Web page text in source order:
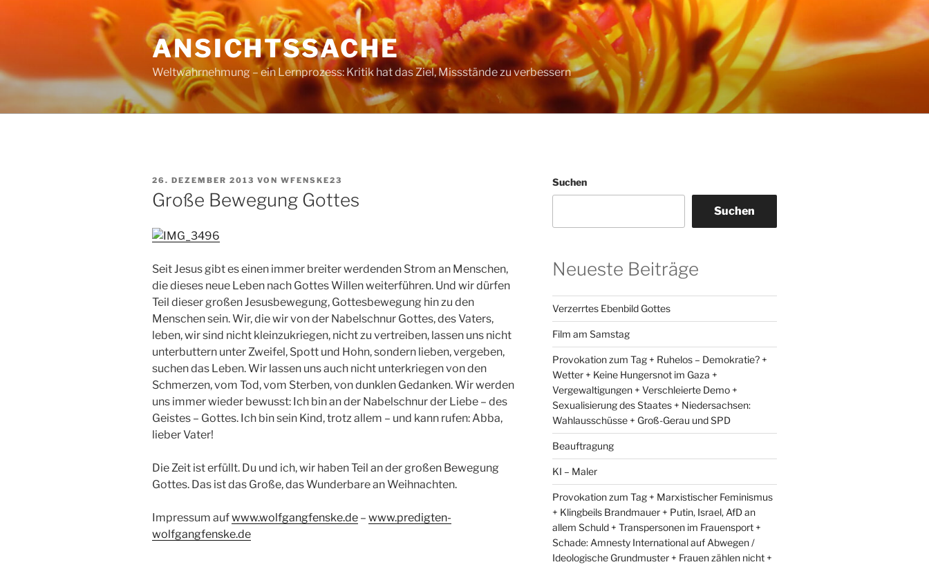
ANSICHTSSACHE
Weltwahrnehmung – ein Lernprozess: Kritik hat das Ziel, Missstände zu verbessern
VERÖFFENTLICHT
AM
26. DEZEMBER 2013 VON WFENSKE23
Große Bewegung Gottes
Seit Jesus gibt es einen immer breiter werdenden Strom an Menschen,
die dieses neue Leben nach Gottes Willen weiterführen. Und wir dürfen
Teil dieser großen Jesusbewegung, Gottesbewegung hin zu den
Menschen sein. Wir, die wir von der Nabelschnur Gottes, des Vaters,
leben, wir sind nicht kleinzukriegen, nicht zu vertreiben, lassen uns nicht
unterbuttern unter Zweifel, Spott und Hohn, sondern lieben, vergeben,
suchen das Leben. Wir lassen uns auch nicht unterkriegen von den
Schmerzen, vom Tod, vom Sterben, von dunklen Gedanken. Wir werden
uns immer wieder bewusst: Ich bin an der Nabelschnur der Liebe – des
Geistes – Gottes. Ich bin sein Kind, trotz allem – und kann rufen: Abba,
lieber Vater!
Die Zeit ist erfüllt. Du und ich, wir haben Teil an der großen Bewegung
Gottes. Das ist das Große, das Wunderbare an Weihnachten.
Impressum aufwww.wolfgangfenske.de – www.predigten-
wolfgangfenske.de
Suchen
Suchen
Neueste Beiträge
Verzerrtes Ebenbild Gottes
Film am Samstag
Provokation zum Tag + Ruhelos – Demokratie? +
Wetter + Keine Hungersnot im Gaza +
Vergewaltigungen + Verschleierte Demo +
Sexualisierung des Staates + Niedersachsen:
Wahlausschüsse + Groß-Gerau und SPD
Beauftragung
KI – Maler
Provokation zum Tag + Marxistischer Feminismus
+ Klingbeils Brandmauer + Putin, Israel, AfD an
allem Schuld + Transpersonen im Frauensport +
Schade: Amnesty International auf Abwegen /
Ideologische Grundmuster + Frauen zählen nicht +